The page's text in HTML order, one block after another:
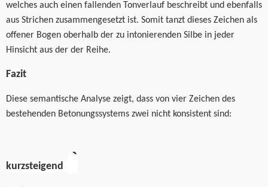
welches auch einen fallenden Tonverlauf beschreibt und ebenfalls
aus Strichen zusammengesetzt ist. Somit tanzt dieses Zeichen als
offener Bogen oberhalb der zu intonierenden Silbe in jeder
Hinsicht aus der der Reihe.
Fazit
Diese semantische Analyse zeigt, dass von vier Zeichen des
bestehenden Betonungssystems zwei nicht konsistent sind:
kurzsteigend